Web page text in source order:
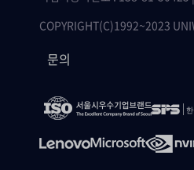
COPYRIGHT(C)1992~2023
문의